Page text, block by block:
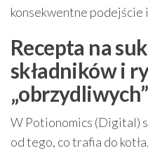
konsekwentne podejście
Recepta na
składników i
W Potionomics (Digital)
od tego, co trafia do